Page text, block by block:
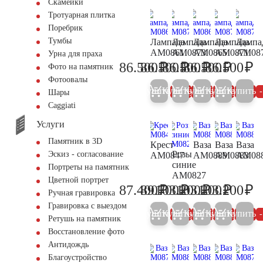
Скамейки
Тротуарная плитка
Поребрик
Тумбы
Урна для праха
Фото на памятник
Фотоовалы
Шары
Сaggiati
Услуги
Памятник в 3D
Эскиз - согласование
Портреты на памятник
Цветной портрет
Ручная гравировка
Гравировка с выездом
Ретушь на памятник
Восстановление фото
Антидождь
Благоустройство
Лампада
AM0861
91.000
86.500₽
Купить 5%
Лампада
AM0873
91.000
86.500₽
Купить 5%
Лампада
AM0865
91.000
86.500₽
Купить 5%
Лампада
AM0871
91.000
86.500₽
Купить 5%
86.500₽
Купить
Крест
AM0847
92.000
87.400₽
Купить 5%
Розы
синие
AM0827
94.400
89.700₽
Купить 5%
Ваза
AM0889
108.600
103.200₽
Купить 5%
Ваза
AM0883
108.600
103.200₽
Купить 5%
Ваза
103.200₽
Купить